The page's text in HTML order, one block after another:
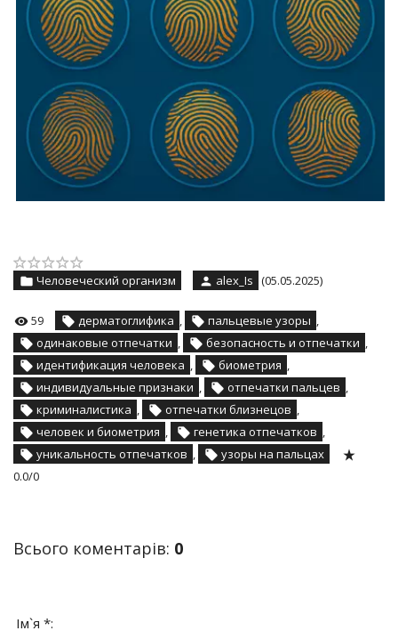
Человеческий организм alex_Is (05.05.2025)
59 дерматоглифика , пальцевые узоры ,
одинаковые отпечатки , безопасность и отпечатки ,
идентификация человека , биометрия ,
индивидуальные признаки , отпечатки пальцев ,
криминалистика , отпечатки близнецов ,
человек и биометрия , генетика отпечатков ,
уникальность отпечатков ,
узоры на пальцах
0.0/0
Всього коментарів: 0
Ім`я *: